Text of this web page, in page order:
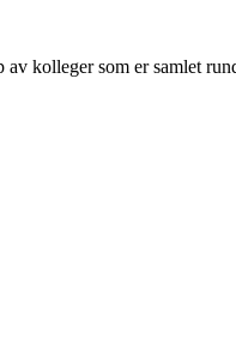
kolleger som er samlet